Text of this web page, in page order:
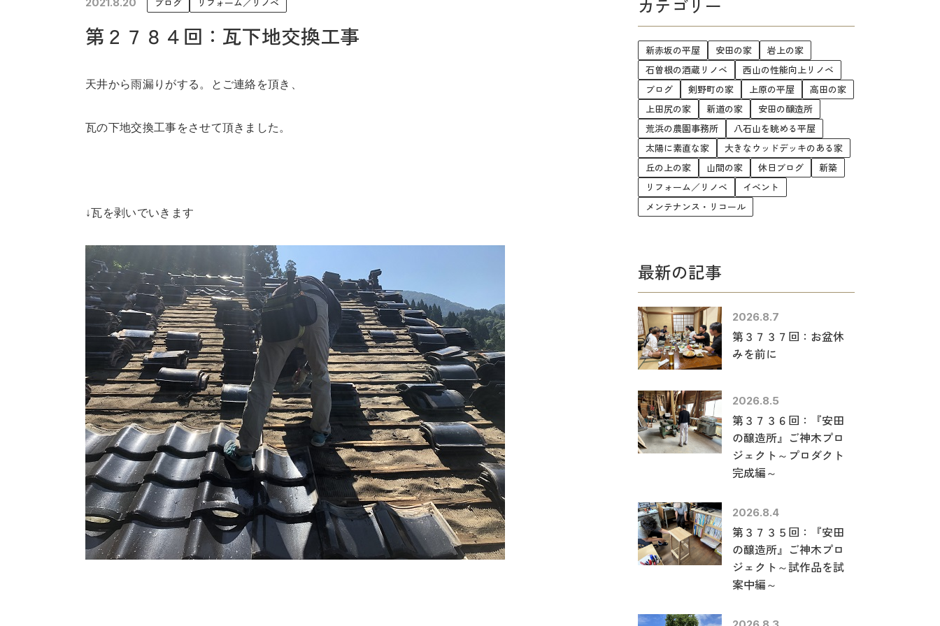
未来に住み継ぐ平屋
第２７８４回：瓦下地交換工事
天井から雨漏りがする。とご連絡を頂き、
瓦の下地交換工事をさせて頂きました。
↓瓦を剥いでいきます
カテゴリー
新赤坂の平屋 安田の家
岩上の家
石曽根の酒蔵リノベ
西山の性能向上リノベ
ブログ
剣野町の家 上原の平屋
高田の家
上田尻の家
新道の家
安田の醸造所
荒浜の農園事務所
八石山を眺める平屋
太陽に素直な家
大きなウッドデッキのある家
丘の上の家
山間の家 休日ブログ
新築
リフォーム／リノベ
イベント
メンテナンス・リコール
最新の記事
2026.8.7
第３７３７回：お盆休
みを前に
2026.8.5
第３７３６回：『安田
の醸造所』ご神木プロ
ジェクト～プロダクト
完成編～
2026.8.4
第３７３５回：『安田
の醸造所』ご神木プロ
ジェクト～試作品を試
案中編～